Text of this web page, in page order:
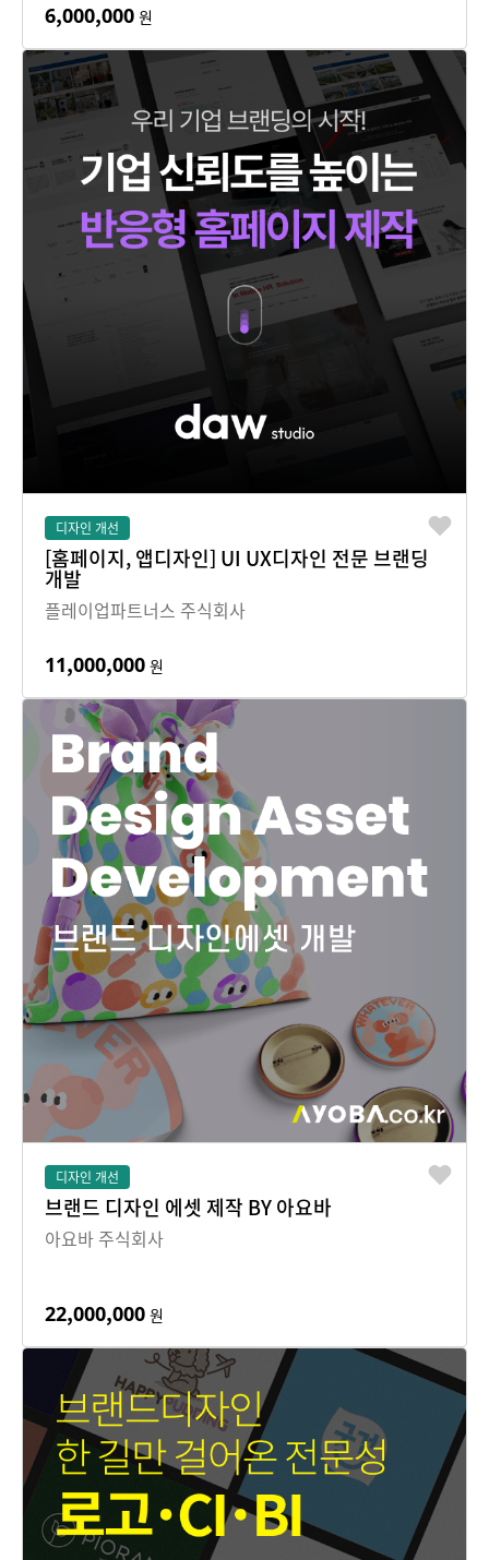
6,000,000 원
디자인 개선
[홈페이지, 앱디자인] UI UX디자인 전문 브랜딩
개발
플레이업파트너스 주식회사
11,000,000 원
디자인 개선
브랜드 디자인 에셋 제작 BY 아요바
아요바 주식회사
22,000,000 원